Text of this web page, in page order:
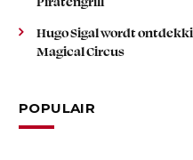
Hugo Sigal wordt
Magical Circus
POPULAIR